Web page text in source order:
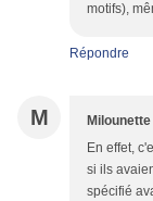
motifs),
Répondre
M Milounette
En effet,
si ils
spécifié